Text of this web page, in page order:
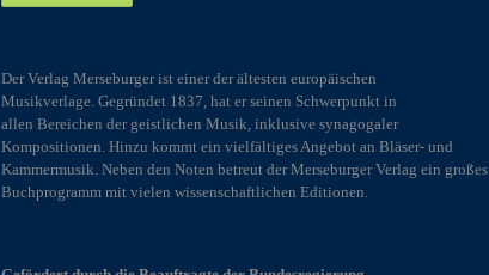
Der Verlag Merseburger ist einer der ältesten europäischen
Musikverlage. Gegründet 1837, hat er seinen Schwerpunkt in
allen Bereichen der geistlichen Musik, inklusive synagogaler
Kompositionen. Hinzu kommt ein vielfältiges Angebot an Bläser- und
Kammermusik. Neben den Noten betreut der Merseburger Verlag ein großes
Buchprogramm mit vielen wissenschaftlichen Editionen.